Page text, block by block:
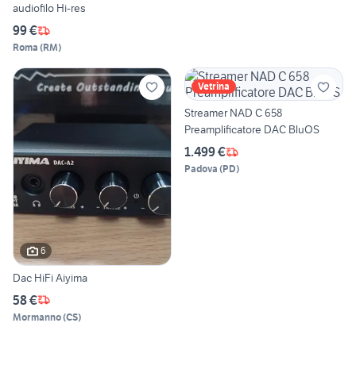
audiofilo Hi-res
99 €
Roma (RM)
6
Dac HiFi Aiyima
58 €
Mormanno(CS)
Vetrina
Streamer NAD C 658
Preamplificatore DAC BluOS
1.499 €
Padova (PD)